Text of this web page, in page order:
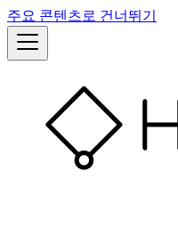
주요 콘텐츠로 건너뛰기